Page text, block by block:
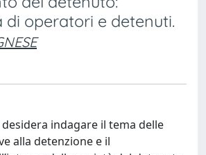
di operatori e detenuti.
indagare il tema delle
alla detenzione e il